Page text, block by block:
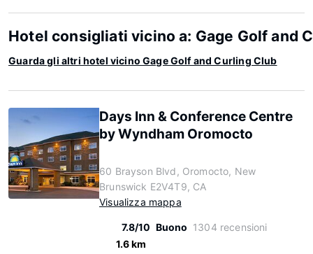
Hotel consigliati vicino a: Gage Golf and
Guarda gli altri hotel vicino Gage Golf and Curling Club
Days Inn & Conference Centre
by Wyndham Oromocto
60 Brayson Blvd, Oromocto, New
Brunswick E2V4T9, CA
Visualizza mappa
7.8/10 Buono 1304 recensioni
1.6 km